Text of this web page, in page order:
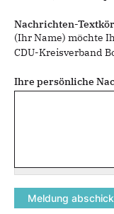
Nachrichten-
(Ihr Name) möchte
CDU-Kreisverband
Ihre persönliche